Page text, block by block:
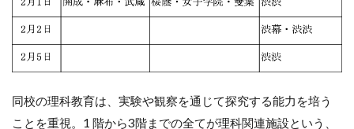
同校の理科教育は、実験や観察を通じて探究する能力を培う
ことを重視。1 階から3階までの全てが理科関連施設という、